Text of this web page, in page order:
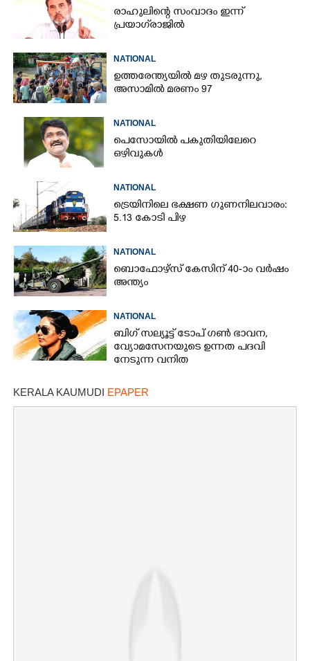
രാഹുലിന്റെ സംവാദം ഇന്ന്
പ്രയാഗ്‌രാജിൽ
NATIONAL
ഉത്തരേന്ത്യയിൽ മഴ തുടരുന്നു,​
അസാമിൽ മരണം 97
NATIONAL
പെസോയിൽ പകുതിയിലേറെ
ഒഴിവുകൾ
NATIONAL
ട്രെയിനിലെ ഭക്ഷണ ഗുണനിലവാരം:
5.13 കോടി പിഴ
NATIONAL
ബൊഫോഴ്സ് കേസിന് 40-ാം വ‌ർഷം
അന്ത്യം
NATIONAL
ബിഗ് സല്യൂട്ട് ടോപ് ഗൺ ഭാവന,​
വ്യോമസേനയുടെ ഉന്നത പദവി
നേടുന്ന വനിത
KERALA KAUMUDI EPAPER